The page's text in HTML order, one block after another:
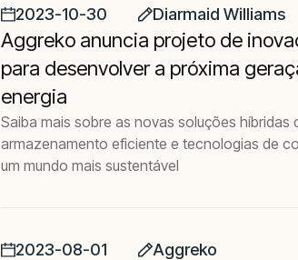
2023-10-30 Diarmaid Williams
Aggreko anuncia projeto de
para desenvolver a próxima
energia
Saiba mais sobre as novas soluções híbridas
armazenamento eficiente e tecnologias de
um mundo mais sustentável
2023-08-01 Aggreko